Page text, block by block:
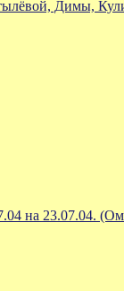
Димы,
на 23.07.04.